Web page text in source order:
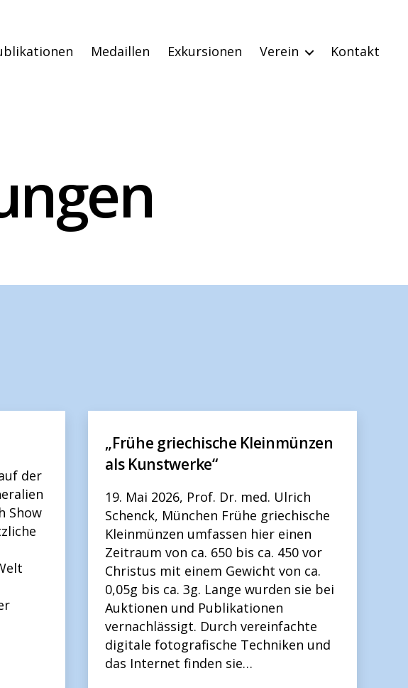
Medaillen Exkursionen Verein Kontakt
der
Show
„Frühe griechische Kleinmünzen
als Kunstwerke“
19. Mai 2026, Prof. Dr. med. Ulrich
Schenck, München Frühe griechische
Kleinmünzen umfassen hier einen
Zeitraum von ca. 650 bis ca. 450 vor
Christus mit einem Gewicht von ca.
0,05g bis ca. 3g. Lange wurden sie bei
Auktionen und Publikationen
vernachlässigt. Durch vereinfachte
digitale fotografische Techniken und
das Internet finden sie…